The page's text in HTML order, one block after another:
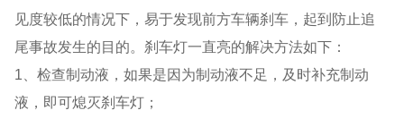
见度较低的情况下，易于发现前方车辆刹车，起到防止追
尾事故发生的目的。刹车灯一直亮的解决方法如下：
1、检查制动液，如果是因为制动液不足，及时补充制动
液，即可熄灭刹车灯；